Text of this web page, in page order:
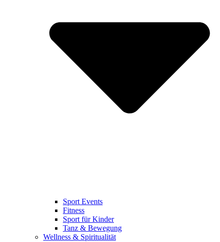
Sport Events
Fitness
Sport für Kinder
Tanz & Bewegung
Wellness & Spiritualität